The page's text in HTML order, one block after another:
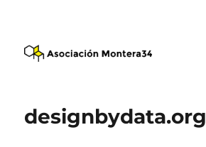
designbydata.org